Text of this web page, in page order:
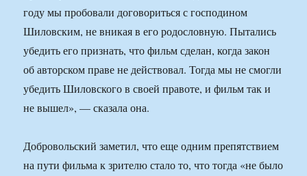
году мы пробовали договориться с господином
Шиловским, не вникая в его родословную. Пытались
убедить его признать, что фильм сделан, когда закон
об авторском праве не действовал. Тогда мы не смогли
убедить Шиловского в своей правоте, и фильм так и
не вышел», — сказала она.
Добровольский заметил, что еще одним препятствием
на пути фильма к зрителю стало то, что тогда «не было